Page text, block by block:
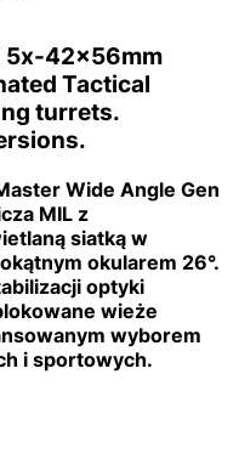
5x-42x56mm
Tactical
turrets.
Wide Angle Gen
MIL z
siatką w
okularem 26°.
optyki
wieże
wyborem
i sportowych.